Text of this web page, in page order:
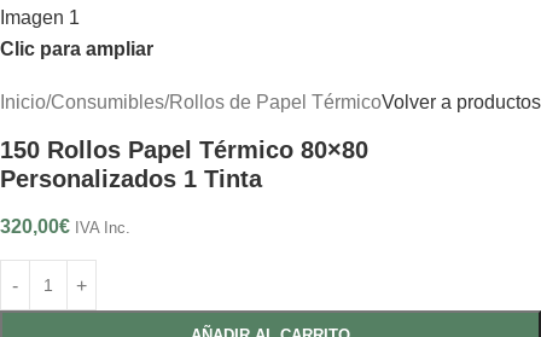
Clic para ampliar
Inicio/Consumibles/Rollos de Papel TérmicoVolver a productos
150 Rollos Papel Térmico 80×80
Personalizados 1 Tinta
320,00€ IVA Inc.